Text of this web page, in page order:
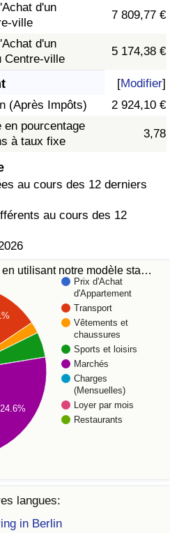
d'un
ville
7 809,77 €
d'un
Centre-ville
5 174,38 €
[Modifier]
(Après Impôts)
2 924,10 €
en pourcentage
à taux fixe
3,78
au cours des 12 derniers
au cours des 12
utilisant notre modèle sta…
Prix d'Achat
d'Appartement
Transport
Vêtements et
chaussures
Sports et loisirs
Marchés
Charges
(Mensuelles)
Loyer par mois
Restaurants
24.6%
langues:
in Berlin